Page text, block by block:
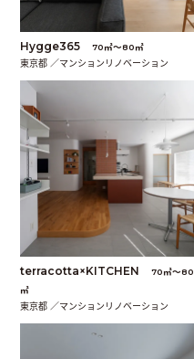
Hygge365 70㎡〜80㎡
東京都 ／マンションリノベーション
terracotta×KITCHEN
70㎡〜80
㎡
東京都 ／マンションリノベーション